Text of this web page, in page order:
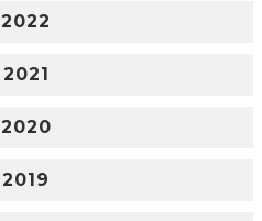
2022
2021
2020
2019